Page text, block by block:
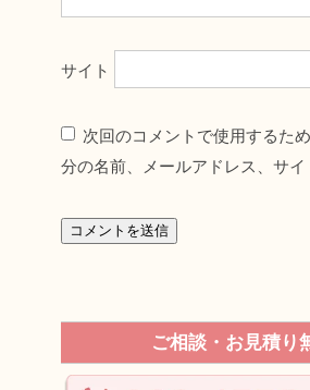
サイト
次回のコメントで使用するた
分の名前、メールアドレス、サイ
ご相談・お見積り